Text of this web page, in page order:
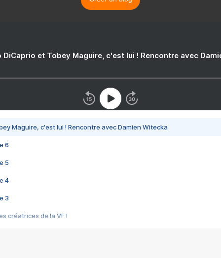
DiCaprio et Tobey Maguire, c'est lui ! Rencontre avec
Maguire, c'est lui ! Rencontre avec Damien Witecka
6
5
4
3
créatrices de la VF !